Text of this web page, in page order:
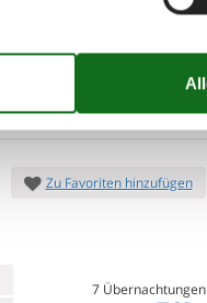
EUR766,-
Zu Favoriten hinzufügen
7 Übernachtungen